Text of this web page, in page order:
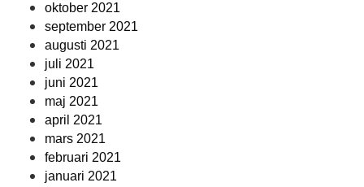
oktober 2021
september 2021
augusti 2021
juli 2021
juni 2021
maj 2021
april 2021
mars 2021
februari 2021
januari 2021